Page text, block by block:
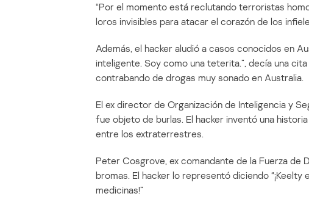
“Por el momento está reclutando terroristas
loros invisibles para atacar el corazón de los
Además, el hacker aludió a casos conocidos en
inteligente. Soy como una teterita.”, decía una
contrabando de drogas muy sonado en Australia.
El ex director de Organización de Inteligencia y
fue objeto de burlas. El hacker inventó una
entre los extraterrestres.
Peter Cosgrove, ex comandante de la Fuerza de
bromas. El hacker lo representó diciendo
medicinas!”